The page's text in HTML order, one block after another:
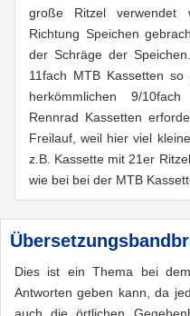
große Ritzel verwendet
Richtung Speichen
der Schräge der
11fach MTB Kassetten
herkömmlichen 9/
Rennrad Kassetten
Freilauf, weil hier viel
z.B. Kassette mit 21er
wie bei bei der MTB
Dies ist ein Thema bei
Antworten geben kann, da